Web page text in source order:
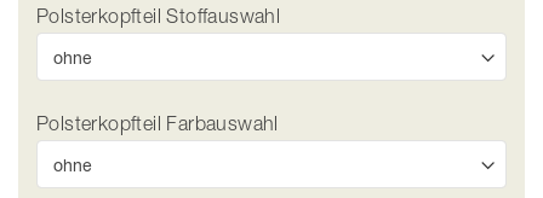
Polsterkopfteil Stoffauswahl
Polsterkopfteil Farbauswahl